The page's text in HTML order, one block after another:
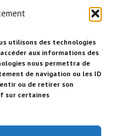
utilisons des technologies
aux informations des
nous permettra de
de navigation ou les ID
ou de retirer son
sur certaines